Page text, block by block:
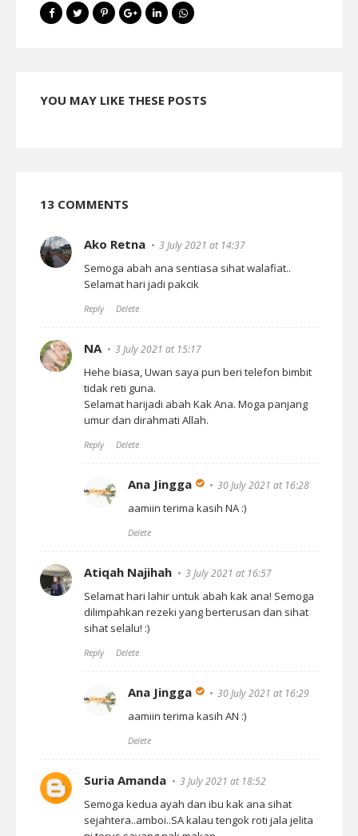
YOU MAY LIKE THESE POSTS
13 COMMENTS
Ako Retna 3 July 2021 at 14:37
Semoga abah ana sentiasa sihat walafiat..
Selamat hari jadi pakcik
Reply Delete
NA 3 July 2021 at 15:17
Hehe biasa, Uwan saya pun beri telefon bimbit
tidak reti guna.
Selamat harijadi abah Kak Ana. Moga panjang
umur dan dirahmati Allah.
Reply Delete
Ana Jingga 30 July 2021 at 16:28
aamiin terima kasih NA :)
Delete
Atiqah Najihah 3 July 2021 at 16:57
Selamat hari lahir untuk abah kak ana! Semoga
dilimpahkan rezeki yang berterusan dan sihat
sihat selalu! :)
Reply Delete
Ana Jingga 30 July 2021 at 16:29
aamiin terima kasih AN :)
Delete
Suria Amanda 3 July 2021 at 18:52
Semoga kedua ayah dan ibu kak ana sihat
sejahtera..amboi..SA kalau tengok roti jala jelita